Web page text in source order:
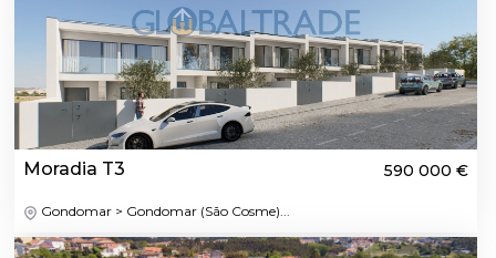
Moradia T3 590 000 €
Gondomar > Gondomar (São Cosme)...